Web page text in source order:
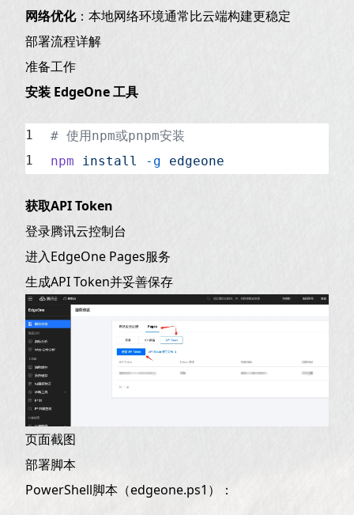
Q: 如何查看部署状态？
Q: 可以回滚到之前的版本吗？
总结
网络优化：本地网络环境通常比云端构建更稳定
部署流程详解
准备工作
安装 EdgeOne 工具
# 使用npm或pnpm安装
npm install -g edgeone
获取API Token
登录腾讯云控制台
进入EdgeOne Pages服务
生成API Token并妥善保存
页面截图
部署脚本
PowerShell脚本（edgeone.ps1）：